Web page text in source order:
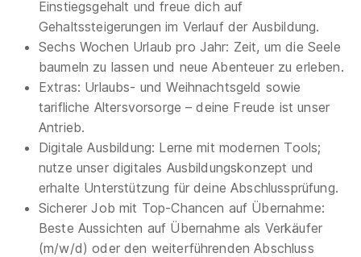
40667 Meerbusch (u.a.)
Video
Ausbildung Verkäufer / Kaufmann im
Einzelhandel 2026 (m/w/d) ALDI SÜD
01.08.2026
40667 Meerbusch
Einstiegsgehalt und freue dich auf
Gehaltssteigerungen im Verlauf der Ausbildung.
Sechs Wochen Urlaub pro Jahr: Zeit, um die Seele
baumeln zu lassen und neue Abenteuer zu erleben.
Extras: Urlaubs- und Weihnachtsgeld sowie
tarifliche Altersvorsorge – deine Freude ist unser
Antrieb.
Digitale Ausbildung: Lerne mit modernen Tools;
nutze unser digitales Ausbildungskonzept und
erhalte Unterstützung für deine Abschlussprüfung.
Sicherer Job mit Top-Chancen auf Übernahme:
Beste Aussichten auf Übernahme als Verkäufer
(m/w/d) oder den weiterführenden Abschluss